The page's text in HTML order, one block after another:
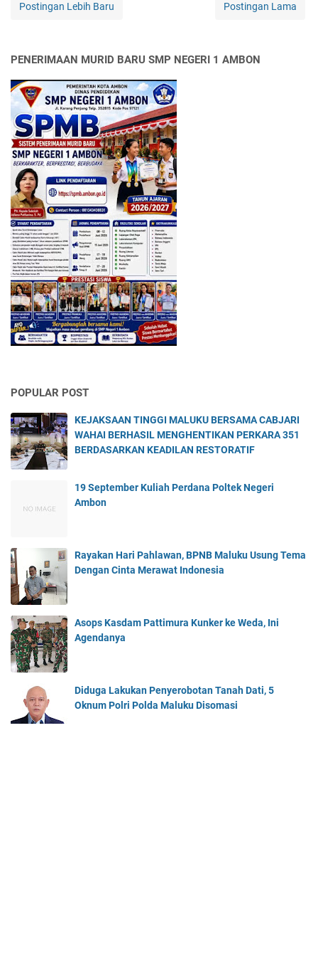
Postingan Lebih Baru Postingan Lama
PENERIMAAN MURID BARU SMP NEGERI 1 AMBON
POPULAR POST
KEJAKSAAN TINGGI MALUKU BERSAMA CABJARI
WAHAI BERHASIL MENGHENTIKAN PERKARA 351
BERDASARKAN KEADILAN RESTORATIF
19 September Kuliah Perdana Poltek Negeri
Ambon
Rayakan Hari Pahlawan, BPNB Maluku Usung Tema
Dengan Cinta Merawat Indonesia
Asops Kasdam Pattimura Kunker ke Weda, Ini
Agendanya
Diduga Lakukan Penyerobotan Tanah Dati, 5
Oknum Polri Polda Maluku Disomasi